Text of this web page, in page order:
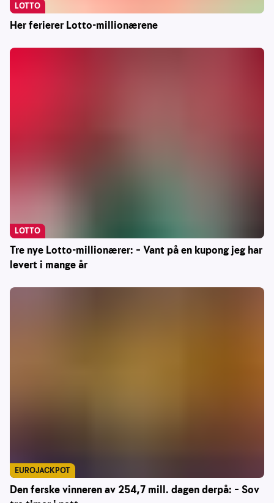
Her ferierer Lotto-millionærene
LOTTO
Tre nye Lotto-millionærer: – Vant på en kupong jeg har
levert i mange år
LOTTO
Den ferske vinneren av 254,7 mill. dagen derpå: – Sov
EUROJACKPOT